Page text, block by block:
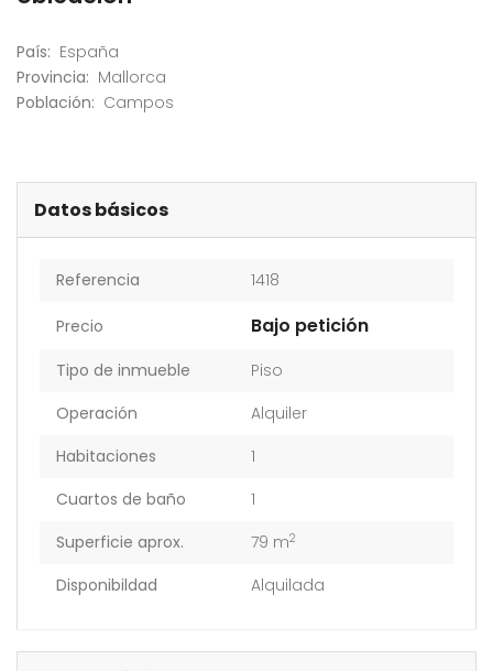
País: España
Provincia: Mallorca
Población: Campos
Datos básicos
Referencia 1418
Precio Bajo petición
Tipo de inmueble
Piso
Operación
Alquiler
Habitaciones
1
Cuartos de baño
1
Superficie aprox.
79 m2
Disponibildad Alquilada